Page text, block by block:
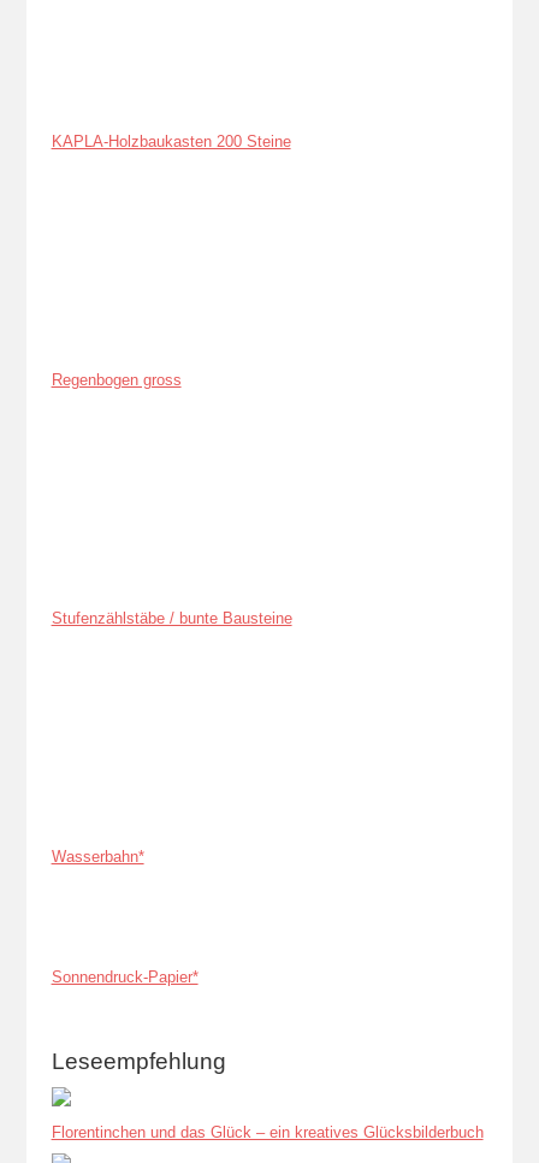
KAPLA-Holzbaukasten 200 Steine
Regenbogen gross
Stufenzählstäbe / bunte Bausteine
Wasserbahn*
Sonnendruck-Papier*
Leseempfehlung
Florentinchen und das Glück – ein kreatives Glücksbilderbuch